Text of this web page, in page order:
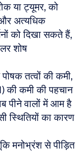
या ट्यूमर, को
अत्यधिक
को दिखा सकते हैं,
शोष
तत्वों की कमी,
की कमी की पहचान
पीने वालों में आम है
स्थितियों का कारण
मनोभ्रंश से पीड़ित